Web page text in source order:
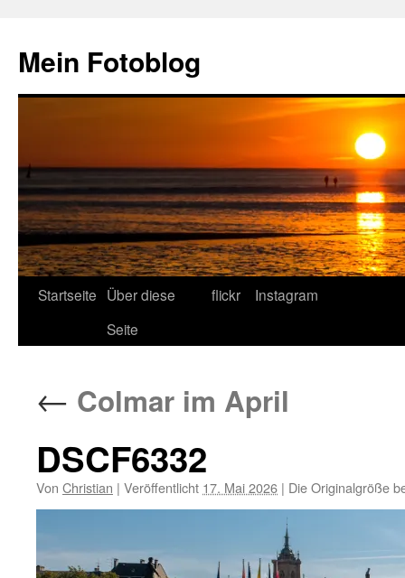
springen
Mein Fotoblog
Startseite Über diese
Seite
flickr Instagram
← Colmar im April
DSCF6332
Von Christian | Veröffentlicht 17. Mai 2026 | Die Originalgröße